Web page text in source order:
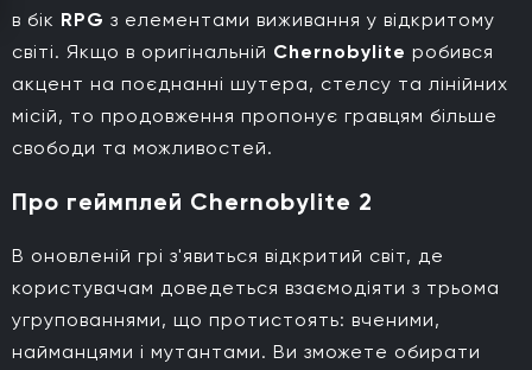
в бік RPG з елементами виживання у відкритому
світі. Якщо в оригінальній Chernobylite робився
акцент на поєднанні шутера, стелсу та лінійних
місій, то продовження пропонує гравцям більше
свободи та можливостей.
Про геймплей Chernobylite 2
В оновленій грі з'явиться відкритий світ, де
користувачам доведеться взаємодіяти з трьома
угрупованнями, що протистоять: вченими,
найманцями і мутантами. Ви зможете обирати